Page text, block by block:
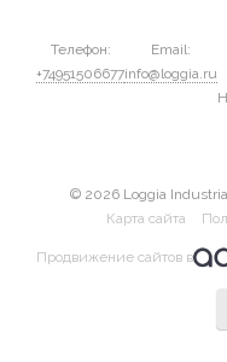
Телефон:
+74951506677
Email:
info@loggia.ru
© 2026 Loggia
Карта сайта
Продвижение сайтов в